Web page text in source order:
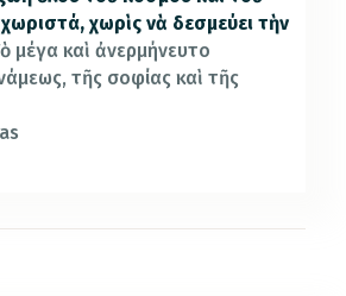
χωρὶς νὰ δεσμεύει τὴν
μέγα καὶ ἀνερμήνευτο
τῆς σοφίας καὶ τῆς